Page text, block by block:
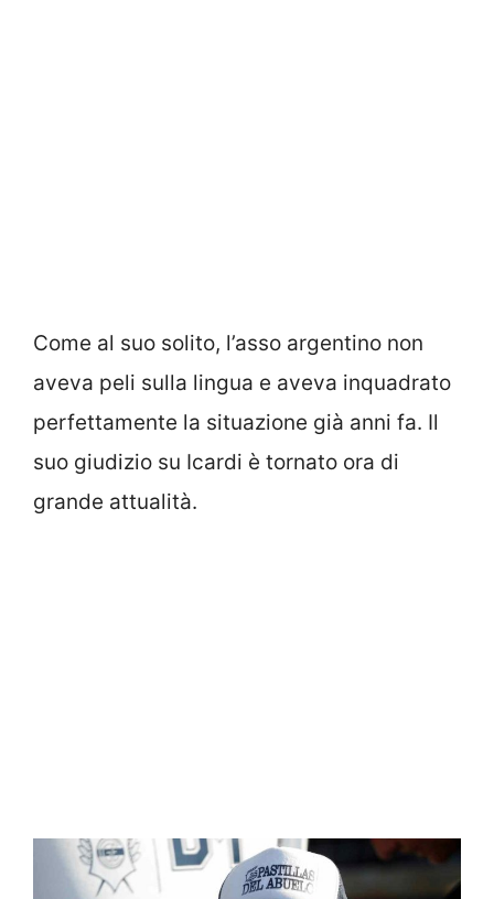
Come al suo solito, l’asso argentino non
aveva peli sulla lingua e aveva inquadrato
perfettamente la situazione già anni fa. Il
suo giudizio su Icardi è tornato ora di
grande attualità.